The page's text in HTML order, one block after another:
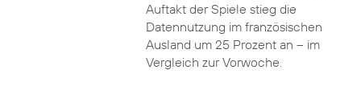
Auftakt der Spiele stieg die
Datennutzung im französischen
Ausland um 25 Prozent an – im
Vergleich zur Vorwoche.